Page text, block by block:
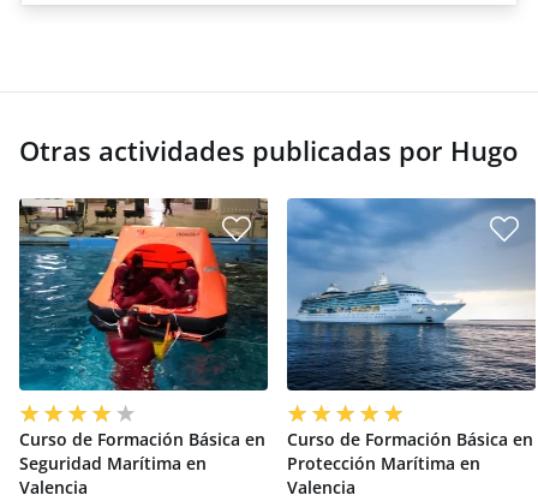
Otras actividades publicadas por Hugo
Curso de Formación Básica en
Seguridad Marítima en
Valencia
Curso de Formación Básica en
Protección Marítima en
Valencia